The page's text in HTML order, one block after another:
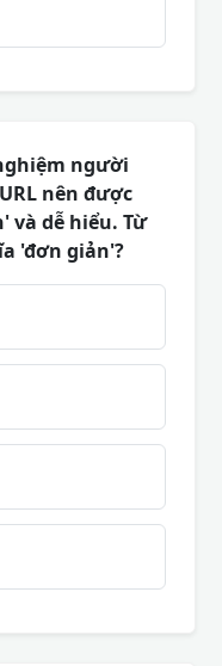
người
nên được
và dễ hiểu. Từ
'đơn giản'?